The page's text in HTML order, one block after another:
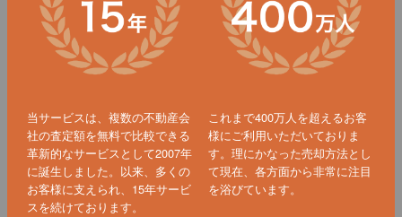
当サービスは、複数の不動産会
社の査定額を無料で比較できる
革新的なサービスとして2007年
に誕生しました。以来、多くの
お客様に支えられ、15年サービ
スを続けております。
これまで400万人を超えるお客
様にご利用いただいておりま
す。理にかなった売却方法とし
て現在、各方面から非常に注目
を浴びています。